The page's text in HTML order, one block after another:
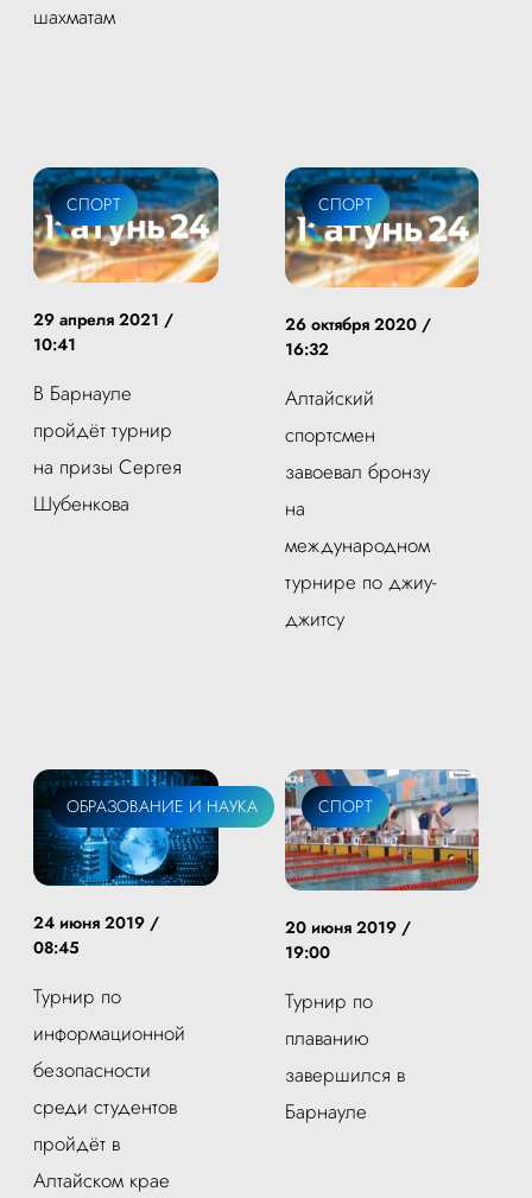
шахматам
СПОРТ
29 апреля 2021 /
10:41
В Барнауле
пройдёт турнир
на призы Сергея
Шубенкова
СПОРТ
26 октября 2020 /
16:32
Алтайский
спортсмен
завоевал бронзу
на
международном
турнире по джиу-
джитсу
ОБРАЗОВАНИЕ И НАУКА
24 июня 2019 /
08:45
Турнир по
информационной
безопасности
среди студентов
пройдёт в
Алтайском крае
СПОРТ
20 июня 2019 /
19:00
Турнир по
плаванию
завершился в
Барнауле